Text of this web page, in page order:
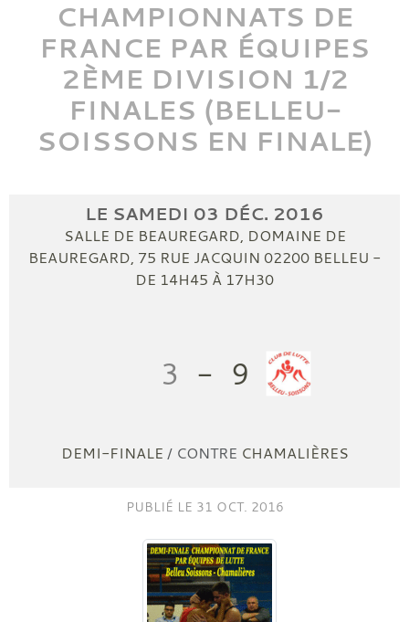
CHAMPIONNATS DE
FRANCE PAR ÉQUIPES
2ÈME DIVISION 1/2
FINALES (BELLEU-
SOISSONS EN FINALE)
LE SAMEDI 03 DÉC. 2016
SALLE DE BEAUREGARD, DOMAINE DE
BEAUREGARD, 75 RUE JACQUIN 02200 BELLEU -
DE 14H45 À 17H30
3 - 9
DEMI-FINALE / CONTRE CHAMALIÈRES
PUBLIÉ LE 31 OCT. 2016